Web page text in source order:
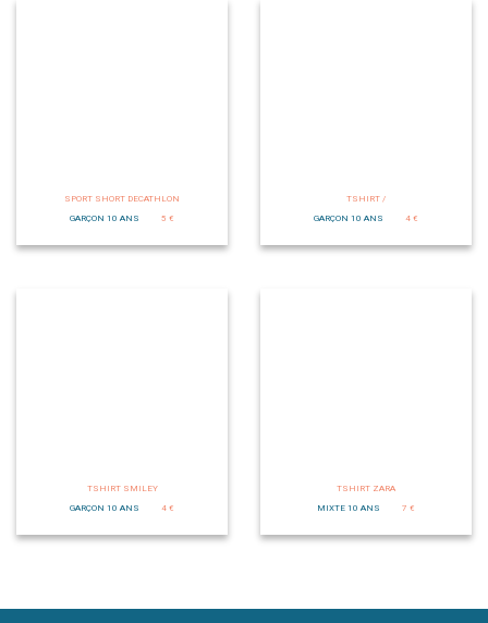
SPORT SHORT DECATHLON
GARÇON 10 ANS
5 €
TSHIRT /
GARÇON 10 ANS
4 €
TSHIRT SMILEY
GARÇON 10 ANS
4 €
TSHIRT ZARA
MIXTE 10 ANS
7 €